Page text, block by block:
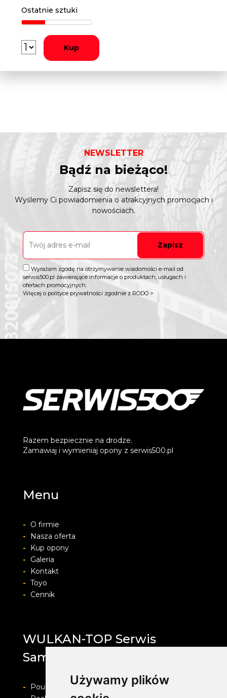
Używamy plików
Ostatnie sztuki
Kup
NEWSLETTER
Bądź na bieżąco!
Zapisz się do newslettera!
Wyślemy Ci powiadomienia o atrakcyjnych promocjach i
nowościach.
Zapisz
Wyrażam zgodę na otrzymywanie wiadomości e-mail od
serwis500.pl zawierające informacje o produktach, usługach i
ofertach promocyjnych.
Więcej o polityce prywatności zgodnie z RODO >
Razem bezpiecznie na drodze.
Zamawiaj i wymieniaj opony z serwis500.pl
Menu
-
O firmie
-
Nasza oferta
-
Kup opony
-
Galeria
-
Kontakt
- Toyo
-
Cennik
WULKAN-TOP Serwis
Samochodowy
-
Pouczenie o prawie do odstapienia od umowy